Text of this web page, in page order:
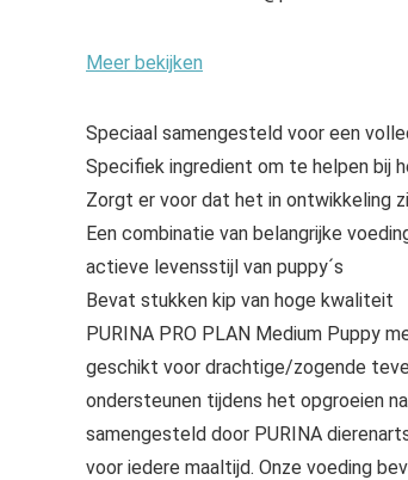
Meer bekijken
Speciaal samengesteld voor een
Specifiek ingredient om te helpen bij
Zorgt er voor dat het in ontwikkeling
Een combinatie van belangrijke
actieve levensstijl van puppy´s
Bevat stukken kip van hoge kwaliteit
PURINA PRO PLAN Medium Puppy
geschikt voor drachtige/zogende
ondersteunen tijdens het opgroeien
samengesteld door PURINA
voor iedere maaltijd. Onze voeding